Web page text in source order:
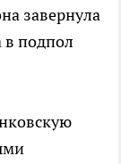
завернула
в подпол